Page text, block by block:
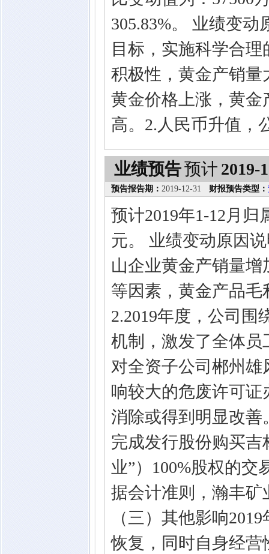
305.83%。 业绩变
目标，实施科学合
积极性，黄金产销
黄金价格上涨，黄
高。2.人民币升值，
业绩预告预计 2019-
预告报告期： 2019-12-31 财报预告类型：
预计2019年1-12月
元。 业绩变动原因
山企业黄金产销量
等因素，黄金产品
2.2019年度，公司围
机制，激发了全体员
对全资子公司郴州雄
响较大的危废许可
消除或得到明显改善
完成发行股份购买
业”）100%股权的
据会计准则，瀚丰矿
（三）其他影响
恢复，同时自身经